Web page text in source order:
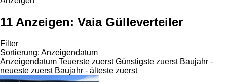
11 Anzeigen: Vaia Gülleverteiler
Filter
Sortierung: Anzeigendatum
Anzeigendatum Teuerste zuerst Günstigste zuerst Baujahr -
neueste zuerst Baujahr - älteste zuerst